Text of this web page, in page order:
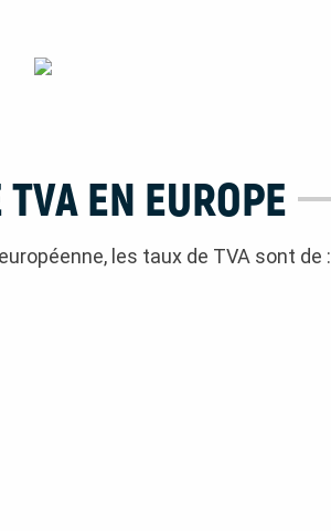
EN EUROPE
les taux de TVA sont de :